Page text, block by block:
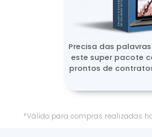
Precisa das
este super pacote
prontos de
*Válido para compras realizadas